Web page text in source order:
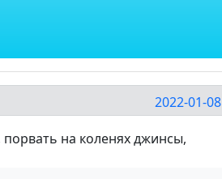
2022-01-08
порвать на коленях джинсы,